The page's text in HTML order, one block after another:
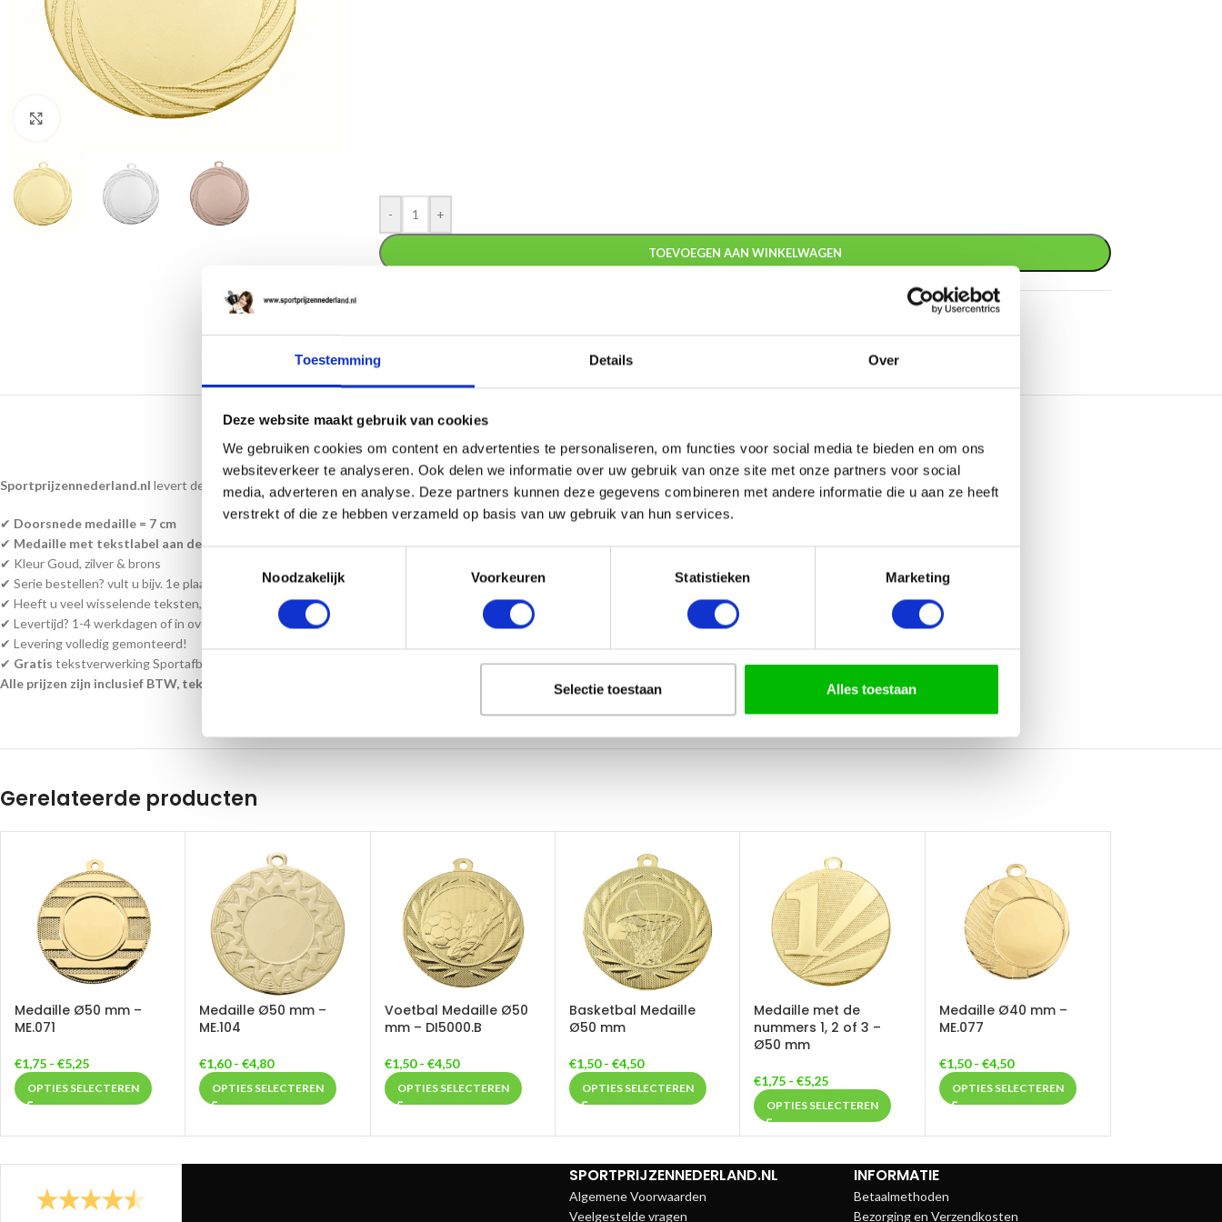
Toestemming Details Over
Deze website maakt gebruik van cookies
We gebruiken cookies om content en advertenties te personaliseren, om functies voor social media te bieden en om ons
websiteverkeer te analyseren. Ook delen we informatie over uw gebruik van onze site met onze partners voor social
media, adverteren en analyse. Deze partners kunnen deze gegevens combineren met andere informatie die u aan ze heeft
verstrekt of die ze hebben verzameld op basis van uw gebruik van hun services.
Noodzakelijk
Voorkeuren Statistieken Marketing
Selectie toestaan Alles toestaan
Klik om te vergroten
- +
TOEVOEGEN AAN WINKELWAGEN
Categorieën:Gouden medailles,Grote medailles,Roeien medailles,Zilveren medailles
BESCHRIJVINGAANVULLENDE INFORMATIE
Sportprijzennederland.nl levert deze medailles direct uit voorraad. En kan daardoorsnel geleverd worden!
✔ Doorsnede medaille = 7 cm
✔ Medaille met tekstlabel aan de achterzijde
✔ Kleur Goud, zilver & brons
✔ Serie bestellen? vult u bijv. 1e plaats passen wij de andere medailles aan naar 2e, 3e enz.
✔ Heeft u veel wisselende teksten, kunt u een word bestand bijvoegen als bijlage.
✔ Levertijd? 1-4 werkdagen of in overleg!
✔ Levering volledig gemonteerd!
✔ Gratis tekstverwerking Sportafbeelding/of uw eigen afbeelding en halslint!
Alle prijzen zijn inclusief BTW, tekst en monteren!
Gerelateerde producten
Medaille Ø50 mm –
ME.071
€1,75 - €5,25
OPTIES SELECTEREN
Medaille Ø50 mm –
ME.104
€1,60 - €4,80
OPTIES SELECTEREN
Voetbal Medaille Ø50
mm – DI5000.B
€1,50 - €4,50
OPTIES SELECTEREN
Basketbal Medaille
Ø50 mm
€1,50 - €4,50
OPTIES SELECTEREN
Medaille met de
nummers 1, 2 of 3 –
Ø50 mm
€1,75 - €5,25
OPTIES SELECTEREN
Medaille Ø40 mm –
ME.077
€1,50 - €4,50
OPTIES SELECTEREN
SPORTPRIJZENNEDERLAND.NL
Algemene Voorwaarden
Veelgestelde vragen
INFORMATIE
Betaalmethoden
Bezorging en Verzendkosten